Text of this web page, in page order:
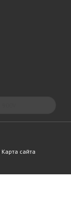
Карта сайта